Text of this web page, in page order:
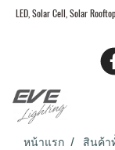
LED, Solar Cell, Solar
หน้าแรก สินค้า